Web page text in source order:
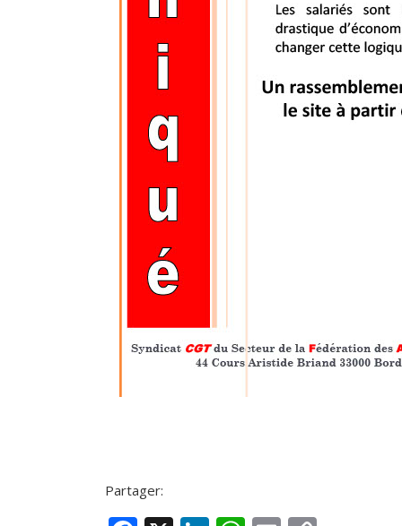
Partager: